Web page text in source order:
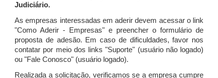
Judiciário.
As empresas interessadas em aderir devem acessar o link
"Como Aderir - Empresas" e preencher o formulário de
proposta de adesão. Em caso de dificuldades, favor nos
contatar por meio dos links "Suporte" (usuário não logado)
ou "Fale Conosco" (usuário logado).
Realizada a solicitação, verificamos se a empresa cumpre